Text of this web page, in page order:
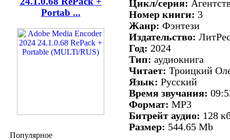
Portab ...
Популярное
Цикл/серия:
Номер книги: 3
Жанр: Фэнтези
Издательство:
Год: 2024
Тип: аудиокнига
Читает: Троицкий
Язык: Русский
Время звучания:
Формат: MP3
Битрейт аудио: 128
Размер: 544.65 Mb